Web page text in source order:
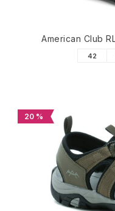
American Club
42
20 %